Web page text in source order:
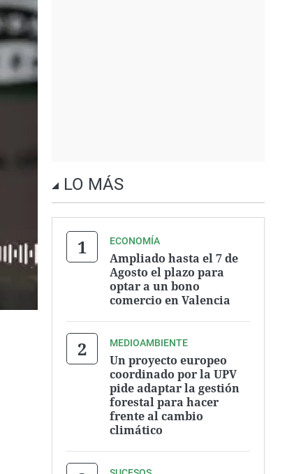
LO MÁS
ECONOMÍA
Ampliado hasta el 7 de
Agosto el plazo para
optar a un bono
comercio en Valencia
MEDIOAMBIENTE
Un proyecto europeo
coordinado por la UPV
pide adaptar la gestión
forestal para hacer
frente al cambio
climático